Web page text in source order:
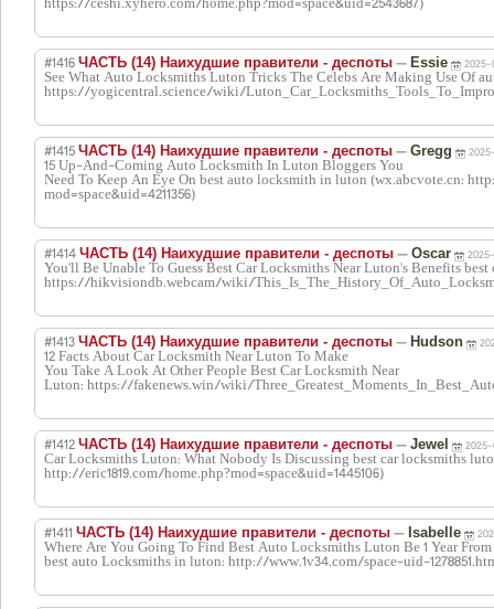
#1416 ЧАСТЬ (14) Наихудшие правители - деспоты — Essie 2025-
See What Auto Locksmiths Luton Tricks The Celebs Are Making Use Of
https://yogicentral.science/wiki/
#1415 ЧАСТЬ (14) Наихудшие правители - деспоты — Gregg
15 Up-And-Coming Auto Locksmith In Luton Bloggers You
Need To Keep An Eye On best auto locksmith in luton (wx.abcvote.cn:
mod=space&uid=4211356)
#1414 ЧАСТЬ (14) Наихудшие правители - деспоты — Oscar
You'll Be Unable To Guess Best Car Locksmiths Near Luton's Benefits
https://hikvisiondb.webcam/wiki/
#1413 ЧАСТЬ (14) Наихудшие правители - деспоты — Hudson
12 Facts About Car Locksmith Near Luton To Make
You Take A Look At Other People Best Car Locksmith Near
Luton: https://fakenews.win/wiki/
#1412 ЧАСТЬ (14) Наихудшие правители - деспоты — Jewel
Car Locksmiths Luton: What Nobody Is Discussing best car locksmiths
http://eric1819.com/home.php?mod=space&uid=1445106)
#1411 ЧАСТЬ (14) Наихудшие правители - деспоты — Isabelle
Where Are You Going To Find Best Auto Locksmiths Luton Be 1 Year
best auto Locksmiths in luton: http://www.1v34.com/space-uid-